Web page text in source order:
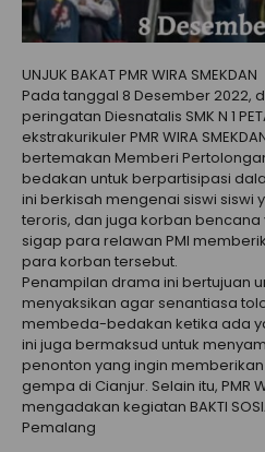
UNJUK BAKAT PMR WIRA SMEKDAN
Pada tanggal 8 Desember 2022,
peringatan Diesnatalis SMK N 1
ekstrakurikuler PMR WIRA
bertemakan Memberi
bedakan untuk berpartisipasi
ini berkisah mengenai siswi siswi
teroris, dan juga korban
sigap para relawan PMI
para korban tersebut.
Penampilan drama ini bertujuan
menyaksikan agar senantiasa
membeda-bedakan ketika ada
ini juga bermaksud untuk
penonton yang ingin
gempa di Cianjur. Selain itu, PMR
mengadakan kegiatan BAKTI
Pemalang